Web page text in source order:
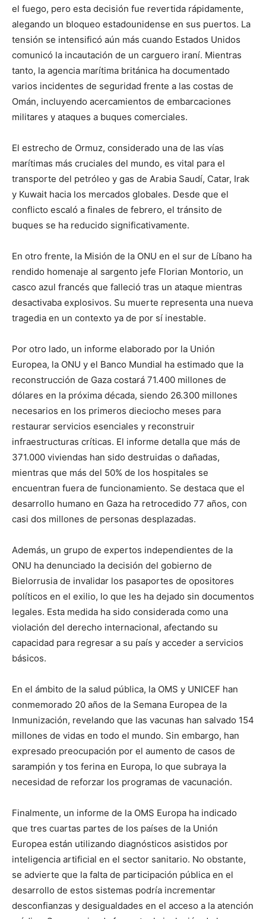
el fuego, pero esta decisión fue revertida rápidamente,
alegando un bloqueo estadounidense en sus puertos. La
tensión se intensificó aún más cuando Estados Unidos
comunicó la incautación de un carguero iraní. Mientras
tanto, la agencia marítima británica ha documentado
varios incidentes de seguridad frente a las costas de
Omán, incluyendo acercamientos de embarcaciones
militares y ataques a buques comerciales.
El estrecho de Ormuz, considerado una de las vías
marítimas más cruciales del mundo, es vital para el
transporte del petróleo y gas de Arabia Saudí, Catar, Irak
y Kuwait hacia los mercados globales. Desde que el
conflicto escaló a finales de febrero, el tránsito de
buques se ha reducido significativamente.
En otro frente, la Misión de la ONU en el sur de Líbano ha
rendido homenaje al sargento jefe Florian Montorio, un
casco azul francés que falleció tras un ataque mientras
desactivaba explosivos. Su muerte representa una nueva
tragedia en un contexto ya de por sí inestable.
Por otro lado, un informe elaborado por la Unión
Europea, la ONU y el Banco Mundial ha estimado que la
reconstrucción de Gaza costará 71.400 millones de
dólares en la próxima década, siendo 26.300 millones
necesarios en los primeros dieciocho meses para
restaurar servicios esenciales y reconstruir
infraestructuras críticas. El informe detalla que más de
371.000 viviendas han sido destruidas o dañadas,
mientras que más del 50% de los hospitales se
encuentran fuera de funcionamiento. Se destaca que el
desarrollo humano en Gaza ha retrocedido 77 años, con
casi dos millones de personas desplazadas.
Además, un grupo de expertos independientes de la
ONU ha denunciado la decisión del gobierno de
Bielorrusia de invalidar los pasaportes de opositores
políticos en el exilio, lo que les ha dejado sin documentos
legales. Esta medida ha sido considerada como una
violación del derecho internacional, afectando su
capacidad para regresar a su país y acceder a servicios
básicos.
En el ámbito de la salud pública, la OMS y UNICEF han
conmemorado 20 años de la Semana Europea de la
Inmunización, revelando que las vacunas han salvado 154
millones de vidas en todo el mundo. Sin embargo, han
expresado preocupación por el aumento de casos de
sarampión y tos ferina en Europa, lo que subraya la
necesidad de reforzar los programas de vacunación.
Finalmente, un informe de la OMS Europa ha indicado
que tres cuartas partes de los países de la Unión
Europea están utilizando diagnósticos asistidos por
inteligencia artificial en el sector sanitario. No obstante,
se advierte que la falta de participación pública en el
desarrollo de estos sistemas podría incrementar
desconfianzas y desigualdades en el acceso a la atención